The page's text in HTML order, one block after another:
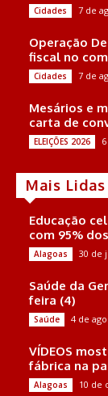
Cidades 7 de
Operação
fiscal no
Cidades 7 de
Mesários e
carta de
ELEIÇÕES 2026
Mais Lidas
Educação
com 95%
Alagoas 30 de
Saúde da
feira (4)
Saúde 4 de
VÍDEOS
fábrica na
Alagoas 10 de